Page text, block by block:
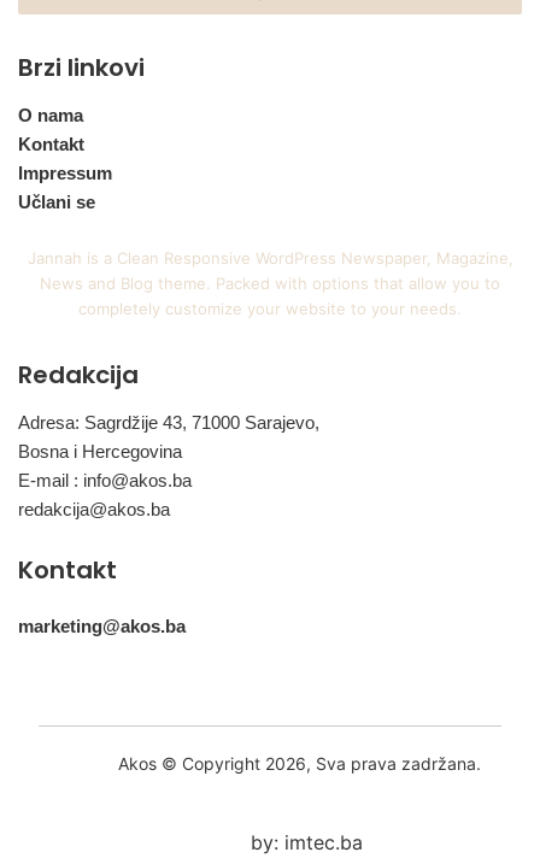
Brzi linkovi
O nama
Kontakt
Impressum
Učlani se
Jannah is a Clean Responsive WordPress Newspaper, Magazine,
News and Blog theme. Packed with options that allow you to
completely customize your website to your needs.
Redakcija
Adresa: Sagrdžije 43, 71000 Sarajevo,
Bosna i Hercegovina
E-mail : info@akos.ba
redakcija@akos.ba
Kontakt
marketing@akos.ba
Akos © Copyright 2026, Sva prava zadržana.
by: imtec.ba